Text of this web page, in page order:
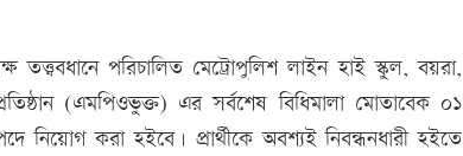
তত্ত্ববধানে পরিচালিত মেট্রোপুলিশ লাইন হাই স্কুল, বয়রা,
(এমপিওভুক্ত) এর সর্বশেষ বিধিমালা মোতাবেক ০১
নিয়োগ করা হইবে। প্রার্থীকে অবশ্যই নিবন্ধনধারী হইতে